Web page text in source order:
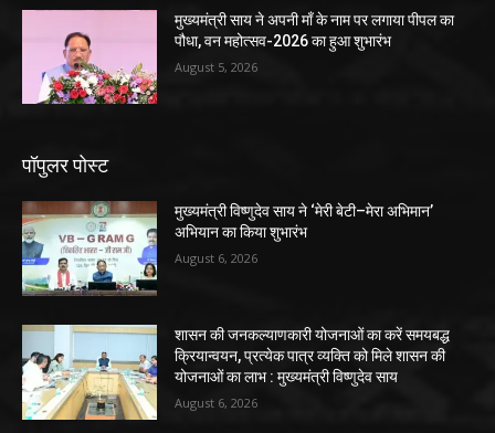
मुख्यमंत्री साय ने अपनी माँ के नाम पर लगाया पीपल का
पौधा, वन महोत्सव-2026 का हुआ शुभारंभ
August 5, 2026
पॉपुलर पोस्ट
मुख्यमंत्री विष्णुदेव साय ने ‘मेरी बेटी–मेरा अभिमान’
अभियान का किया शुभारंभ
August 6, 2026
शासन की जनकल्याणकारी योजनाओं का करें समयबद्ध
क्रियान्वयन, प्रत्येक पात्र व्यक्ति को मिले शासन की
योजनाओं का लाभ : मुख्यमंत्री विष्णुदेव साय
August 6, 2026